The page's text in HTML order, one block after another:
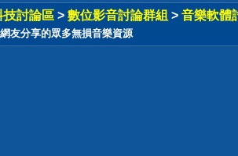
技討論區 > 數位影音討論群組 > 音樂軟體
友分享的眾多無損音樂資源